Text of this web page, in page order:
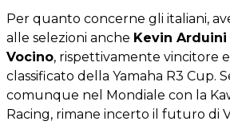
Per quanto concerne gli italiani,
alle selezioni anche Kevin Arduini
Vocino, rispettivamente vincitore
classificato della Yamaha R3 Cup.
comunque nel Mondiale con la
Racing, rimane incerto il futuro di